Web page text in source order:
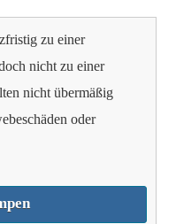
zu einer
nicht zu einer
nicht übermäßig
oder